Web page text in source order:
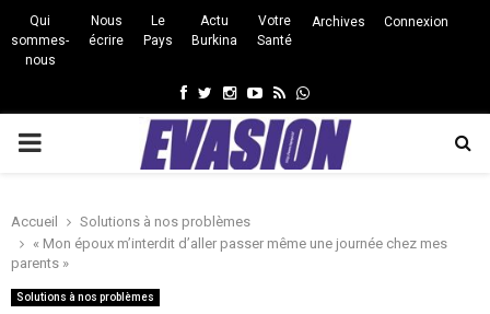
Qui
sommes-
nous
Nous
écrire
Le
Pays
Actu
Burkina
Votre
Santé
Archives Connexion
Facebook
Twitter
Instagram
Youtube
RssWhatsapp
PRIMARY
Accueil
Solutions à nos problèmes
« Mon époux m’interdit d’aller passer même une journée chez mes
parents »
Solutions à nos problèmes